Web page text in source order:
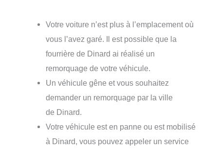
Votre voiture n’est plus à l’emplacement où
vous l’avez garé. Il est possible que la
fourrière de Dinard ai réalisé un
remorquage de votre véhicule.
Un véhicule gêne et vous souhaitez
demander un remorquage par la ville
de Dinard.
Votre véhicule est en panne ou est mobilisé
à Dinard, vous pouvez appeler un service